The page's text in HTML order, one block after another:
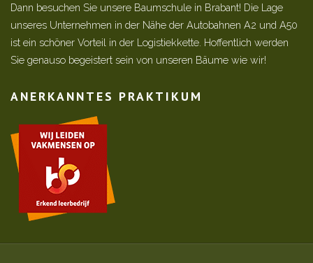
Dann besuchen Sie unsere Baumschule in Brabant! Die Lage
unseres Unternehmen in der Nähe der Autobahnen A2 und A50
ist ein schöner Vorteil in der Logistiekkette. Hoffentlich werden
Sie genauso begeistert sein von unseren Bäume wie wir!
ANERKANNTES PRAKTIKUM